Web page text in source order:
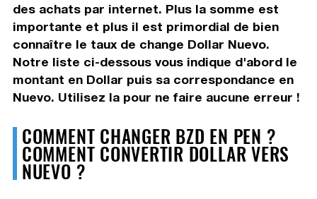
des achats par internet. Plus la somme est
importante et plus il est primordial de bien
connaître le taux de change Dollar Nuevo.
Notre liste ci-dessous vous indique d'abord le
montant en Dollar puis sa correspondance en
Nuevo. Utilisez la pour ne faire aucune erreur !
COMMENT CHANGER BZD EN PEN ?
COMMENT CONVERTIR DOLLAR VERS
NUEVO ?